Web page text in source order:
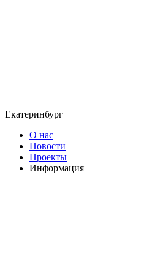
Екатеринбург
О нас
Новости
Проекты
Информация